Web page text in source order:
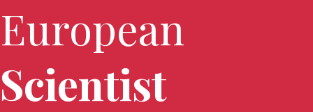
European
Scientist